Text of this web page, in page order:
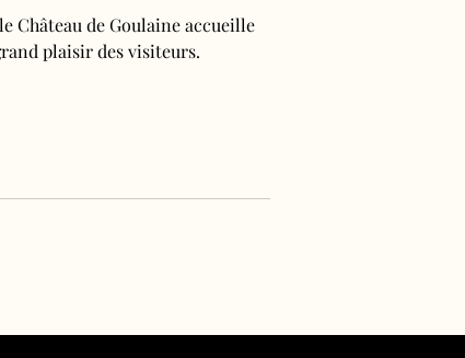
Château de Goulaine accueille
plaisir des visiteurs.